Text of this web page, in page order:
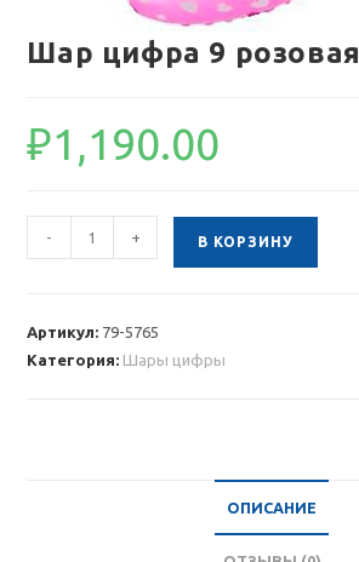
Шар цифра 9 розовая
₽1,190.00
Количество
товара
- + В КОРЗИНУ
Артикул: 79-5765
Категория: Шары цифры
ОПИСАНИЕ